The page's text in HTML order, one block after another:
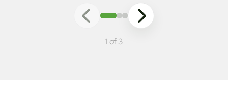
1 of 3